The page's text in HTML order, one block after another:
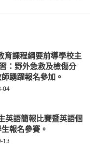
育課程綱要前導學校主
：野外急救及檢傷分
踴躍報名參加。
04
英語簡報比賽暨英語個
報名參賽。
13